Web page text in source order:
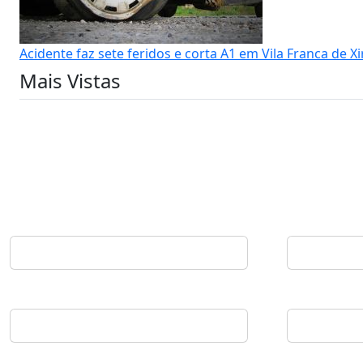
Acidente faz sete feridos e corta A1 em Vila Franca de
Mais Vistas